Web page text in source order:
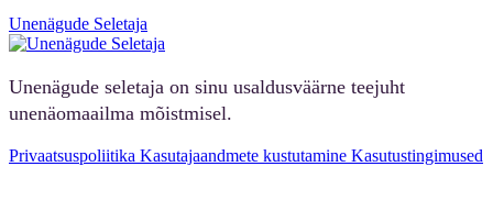
Unenägude Seletaja
Unenägude seletaja on sinu usaldusväärne teejuht
unenäomaailma mõistmisel.
Privaatsuspoliitika Kasutajaandmete kustutamine Kasutustingimused